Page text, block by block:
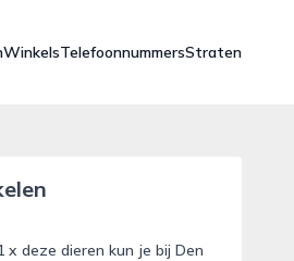
WinkelsTelefoonnummersStraten
deze dieren kun je bij Den